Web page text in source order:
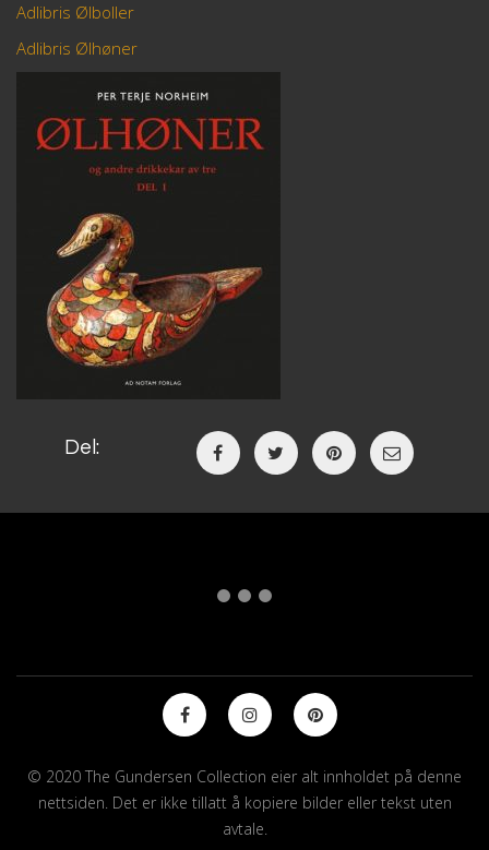
Adlibris Ølboller
Adlibris Ølhøner
Del:
© 2020 The Gundersen Collection eier alt innholdet på denne
nettsiden. Det er ikke tillatt å kopiere bilder eller tekst uten
avtale.